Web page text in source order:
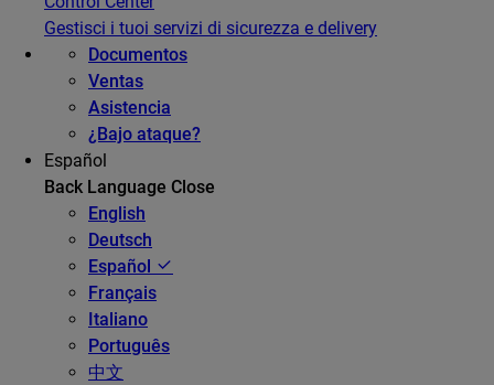
Gestisci i tuoi servizi di sicurezza e delivery
Documentos
Ventas
Asistencia
¿Bajo ataque?
Español
Back Language Close
English
Deutsch
Español
Français
Italiano
Português
中文